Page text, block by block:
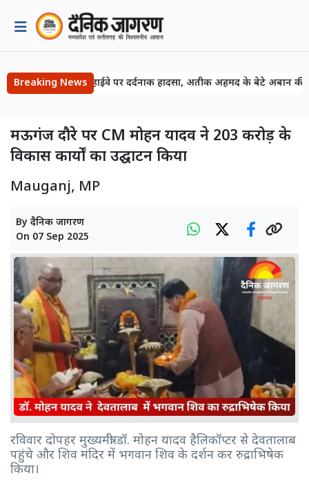
Breaking Newsझांसी हाईवे पर दर्दनाक हादसा, अतीक अहमद के बेटे अबान की
मऊगंज दौरे पर CM मोहन यादव ने 203 करोड़ के
विकास कार्यों का उद्घाटन किया
Mauganj, MP
By दैनिक जागरण
On 07 Sep 2025
रविवार दोपहर मुख्यमंत्री डॉ. मोहन यादव हैलिकॉप्टर से देवतालाब
पहुंचे और शिव मंदिर में भगवान शिव के दर्शन कर रुद्राभिषेक
किया।